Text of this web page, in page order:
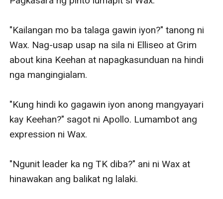
"Kailangan mo ba talaga gawin iyon?" tanong ni
Wax. Nag-usap usap na sila ni Elliseo at Grim
about kina Keehan at napagkasunduan na hindi
nga mangingialam.
"Kung hindi ko gagawin iyon anong mangyayari
kay Keehan?" sagot ni Apollo. Lumambot ang
expression ni Wax.
"Ngunit leader ka ng TK diba?" ani ni Wax at
hinawakan ang balikat ng lalaki.